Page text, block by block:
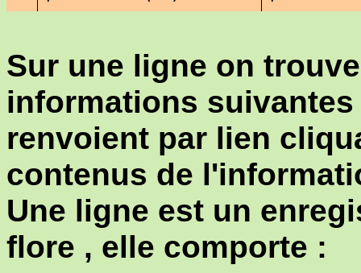
Sur une ligne on
informations
renvoient par lien
contenus de
Une ligne est un
flore , elle comporte :